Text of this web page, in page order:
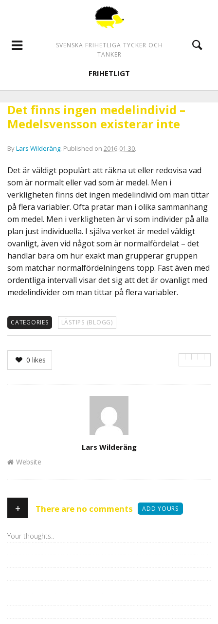
SVENSKA FRIHETLIGA TYCKER OCH
TÄNKER
FRIHETLIGT
Det finns ingen medelindivid –
Medelsvensson existerar inte
ByLars Wilderäng. Published on 2016-01-30.
Det är väldigt populärt att räkna ut eller redovisa vad
som är normalt eller vad som är medel. Men i
verkligheten finns det ingen medelindivid om man tittar
på flera variabler. Ofta pratar man i olika sammanhang
om medel. Men i verkligheten är vi som individer på alla
plan just individuella. I själva verket är medel väldigt
ovanligt, även vid något som är normalfördelat – det
handlar bara om hur exakt man grupperar gruppen
som matchar normalfördelningens topp. Fast även med
ordentliga intervall visar det sig att det är ovanligt med
medelindivider om man tittar på flera variabler.
CATEGORIES LÄSTIPS (BLOGG)
0 likes
Lars Wilderäng
Website
+ There are no comments ADD YOURS